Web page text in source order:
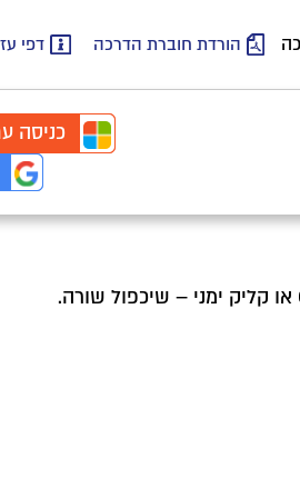
הורדת חוברת הדרכה דפי
כניסה